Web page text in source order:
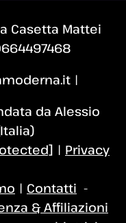
Casetta Mattei
|
da Alessio
| Privacy
| Contatti -
& Affiliazioni